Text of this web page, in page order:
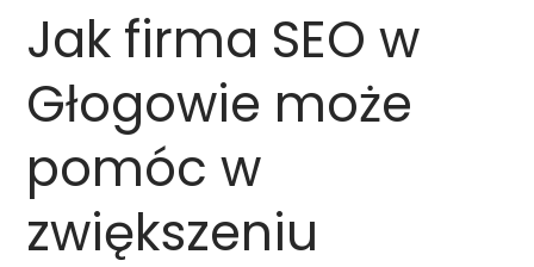
Jak firma SEO w
Głogowie może
pomóc w
zwiększeniu